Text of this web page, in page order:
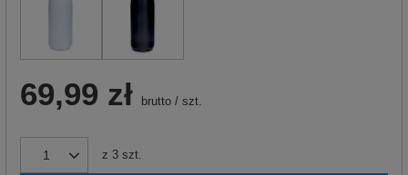
69,99 zł brutto / szt.
z 3 szt.